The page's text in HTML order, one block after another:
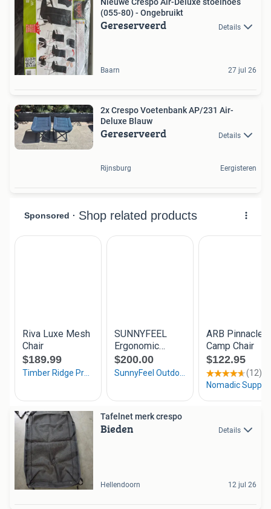
Nieuwe Crespo Air-Deluxe stoelhoes
(055-80) - Ongebruikt
Gereserveerd Details
Baarn 27 jul 26
2x Crespo Voetenbank AP/231 Air-
Deluxe Blauw
Gereserveerd Details
Rijnsburg Eergisteren
Tafelnet merk crespo
Bieden Details
Hellendoorn 12 jul 26